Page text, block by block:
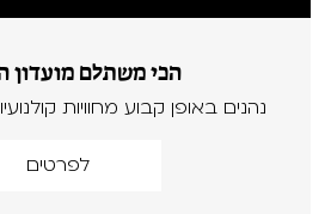
הכי משתלם מועדון
נהנים באופן קבוע מחוויות
לפרטים